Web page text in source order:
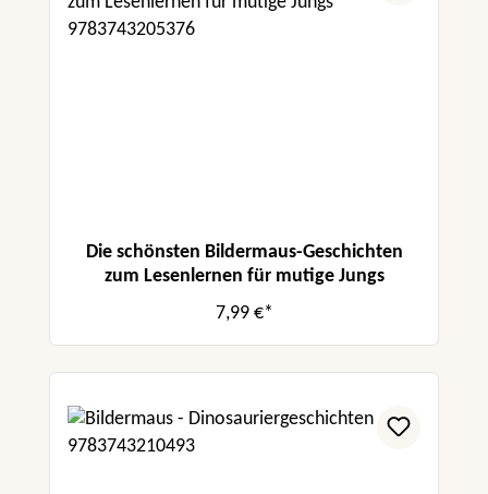
Die schönsten Bildermaus-Geschichten
zum Lesenlernen für mutige Jungs
7,99 €*